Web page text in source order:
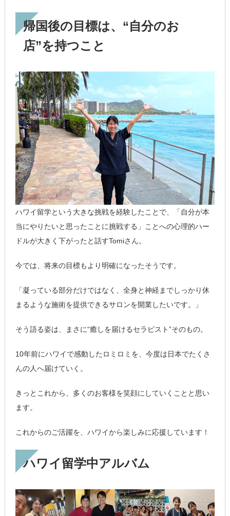
帰国後の目標は、“自分のお
店”を持つこと
ハワイ留学という大きな挑戦を経験したことで、「自分が本
当にやりたいと思ったことに挑戦する」ことへの心理的ハー
ドルが大きく下がったと話すTomiさん。
今では、将来の目標もより明確になったそうです。
「凝っている部分だけではなく、全身と神経までしっかり休
まるような施術を提供できるサロンを開業したいです。」
そう語る姿は、まさに“癒しを届けるセラピスト”そのもの。
10年前にハワイで感動したロミロミを、今度は日本でたくさ
んの人へ届けていく。
きっとこれから、多くのお客様を笑顔にしていくことと思い
ます。
これからのご活躍を、ハワイから楽しみに応援しています！
ハワイ留学中アルバム